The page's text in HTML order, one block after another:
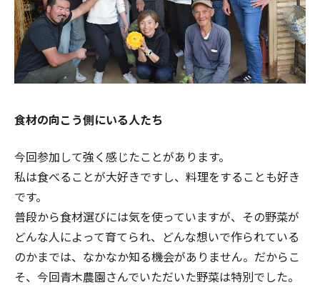
食材の向こう側にいる人たち
今回参加して強く感じたことがあります。
私は食べることが大好きですし、料理をすることも好き
です。
普段から食材選びには気を使っていますが、その野菜が
どんな人によって育てられ、どんな想いで作られている
のかまでは、なかなか知る機会がありません。だからこ
そ、今回青木農園さんでいただいた野菜は特別でした。